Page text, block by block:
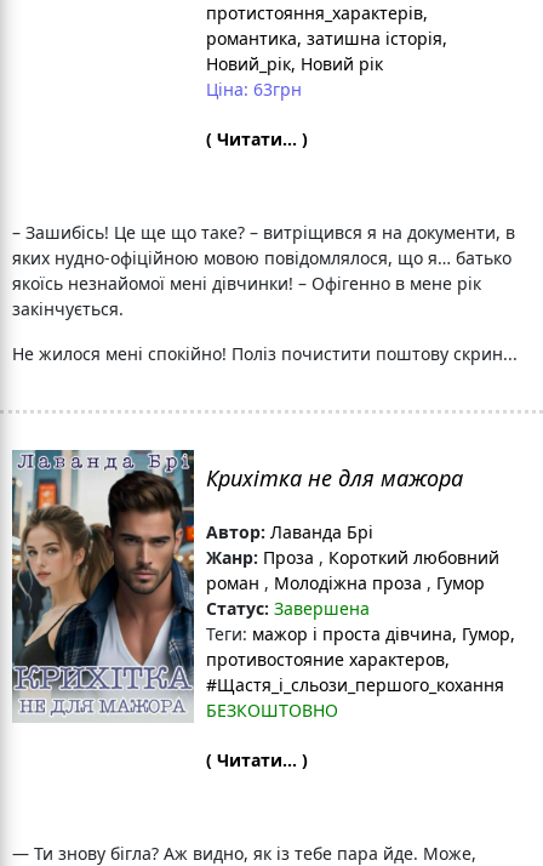
протистояння_характерів,
романтика, затишна історія,
Новий_рік, Новий рік
Ціна: 63грн
( Читати... )
– Зашибісь! Це ще що таке? – витріщився я на документи, в
яких нудно-офіційною мовою повідомлялося, що я… батько
якоїсь незнайомої мені дівчинки! – Офігенно в мене рік
закінчується.
Не жилося мені спокійно! Поліз почистити поштову скрин...
Крихітка не для мажора
Автор: Лаванда Брі
Жанр: Проза , Короткий любовний
роман , Молодіжна проза , Гумор
Статус: Завершена
Теги: мажор і проста дівчина, Гумор,
противостояние характеров,
#Щастя_і_сльози_першого_кохання
БЕЗКОШТОВНО
( Читати... )
— Ти знову бігла? Аж видно, як із тебе пара йде. Може,